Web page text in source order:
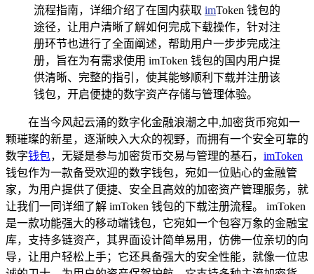
流程指南，详细介绍了在国内获取 imToken 钱包的
途径，让用户清晰了解如何完成下载操作，针对注
册环节也进行了全面阐述，帮助用户一步步完成注
册，旨在为有需求使用 imToken 钱包的国内用户提
供清晰、完整的指引，使其能够顺利下载并注册该
钱包，开启便捷的数字资产存储与管理体验。
在当今风起云涌的数字化金融浪潮之中,加密货币宛如一
颗璀璨的新星，逐渐映入大众的视野，而拥有一个安全可靠的
数字钱包，无疑是参与加密货币交易与管理的基石， imToken
钱包作为一款备受欢迎的数字钱包，宛如一位贴心的金融管
家，为用户提供了便捷、安全且高效的加密资产管理服务，就
让我们一同详细了解 imToken 钱包的下载注册流程。 imToken
是一款功能强大的移动端钱包，它宛如一个包容万象的金融宝
库，支持多链资产，其界面设计简单易用，仿佛一位亲切的向
导，让用户轻松上手；它还具备强大的安全性能，就像一位忠